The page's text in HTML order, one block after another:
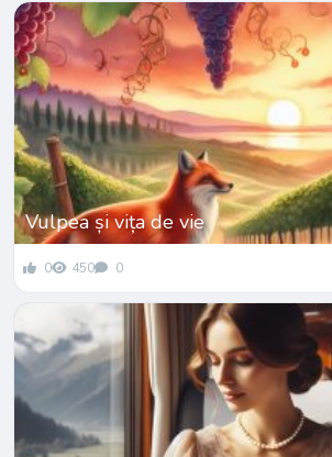
Vulpea și vița de vie
0 450 0